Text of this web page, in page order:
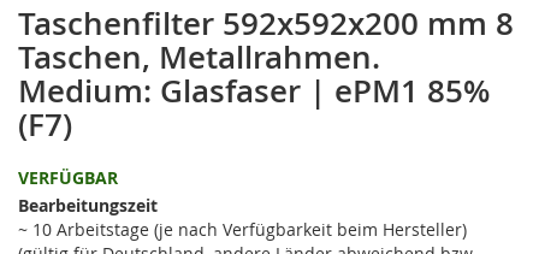
Zum
Anfang
der
Bildgalerie
springen
Taschenfilter 592x592x200 mm 8
Taschen, Metallrahmen.
Medium: Glasfaser | ePM1 85%
(F7)
VERFÜGBAR
Bearbeitungszeit
~ 10 Arbeitstage (je nach Verfügbarkeit beim Hersteller)